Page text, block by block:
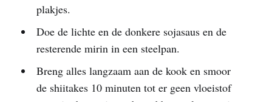
plakjes.
Doe de lichte en de donkere sojasaus en de
resterende mirin in een steelpan.
Breng alles langzaam aan de kook en smoor
de shiitakes 10 minuten tot er geen vloeistof